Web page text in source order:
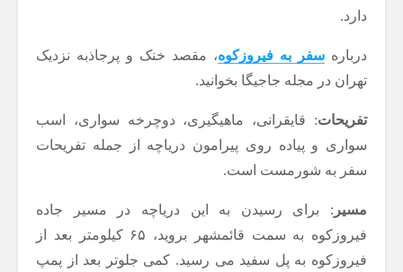
دارد.
درباره سفر به فیروزکوه، مقصد خنک و پرجاذبه نزدیک
تهران در مجله جاجیگا بخوانید.
تفریحات: قایقرانی، ماهیگیری، دوچرخه سواری، اسب
سواری و پیاده روی پیرامون دریاچه از جمله تفریحات
سفر به شورمست است.
مسیر : برای رسیدن به این دریاچه در مسیر جاده
فیروزکوه به سمت قائمشهر بروید، ۶۵ کیلومتر بعد از
فیروزکوه به پل سفید می رسید. کمی جلوتر بعد از پمپ